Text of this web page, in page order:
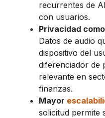
recurrentes de
con usuarios.
Privacidad
Datos de audio
dispositivo del
diferenciador de
relevante en
finanzas.
Mayor
solicitud permite